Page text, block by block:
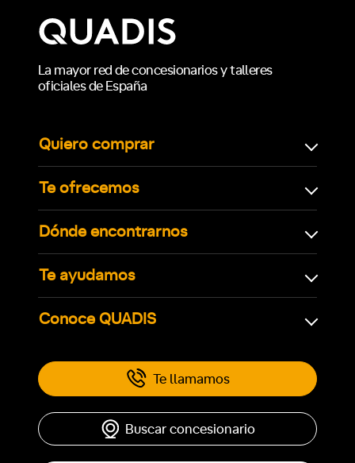
La mayor red de concesionarios y talleres
oficiales de España
Quiero comprar
Te ofrecemos
Dónde encontrarnos
Te ayudamos
Conoce QUADIS
Te llamamos
Buscar concesionario